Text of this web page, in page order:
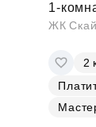
1-
ЖК
2